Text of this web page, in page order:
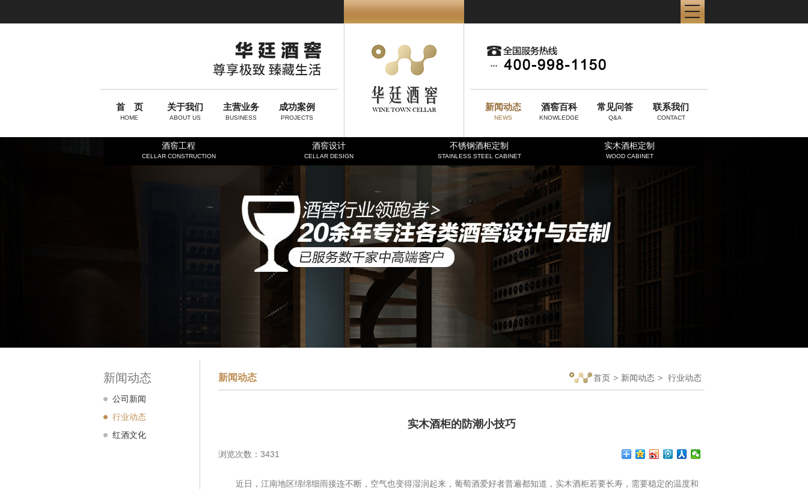
首 页
HOME
关于我们
ABOUT US
主营业务
BUSINESS
成功案例
PROJECTS
新闻动态
NEWS
酒窖百科
KNOWLEDGE
常见问答
Q&A
联系我们
CONTACT
酒窖工程
CELLAR CONSTRUCTION
酒窖设计
CELLAR DESIGN
不锈钢酒柜定制
STAINLESS STEEL CABINET
实木酒柜定制
WOOD CABINET
新闻动态
公司新闻
行业动态
红酒文化
新闻动态 首页 > 新闻动态 > 行业动态
实木酒柜的防潮小技巧
浏览次数：3431
近日，江南地区绵绵细雨接连不断，空气也变得湿润起来，葡萄酒爱好者普遍都知道，实木酒柜若要长寿，需要稳定的温度和